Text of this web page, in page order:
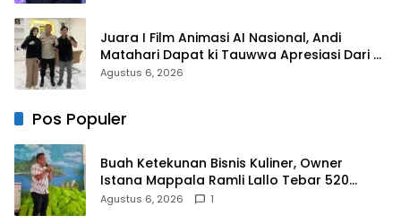
Juara I Film Animasi AI Nasional, Andi
Matahari Dapat ki Tauwwa Apresiasi Dari
Kapolres Bulukumba
Agustus 6, 2026
Pos Populer
Buah Ketekunan Bisnis Kuliner, Owner
Istana Mappala Ramli Lallo Tebar 520
Paket Sembako di Gowa
Agustus 6, 2026 1